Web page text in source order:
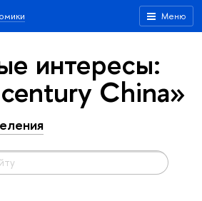
Меню
интересы:
China»